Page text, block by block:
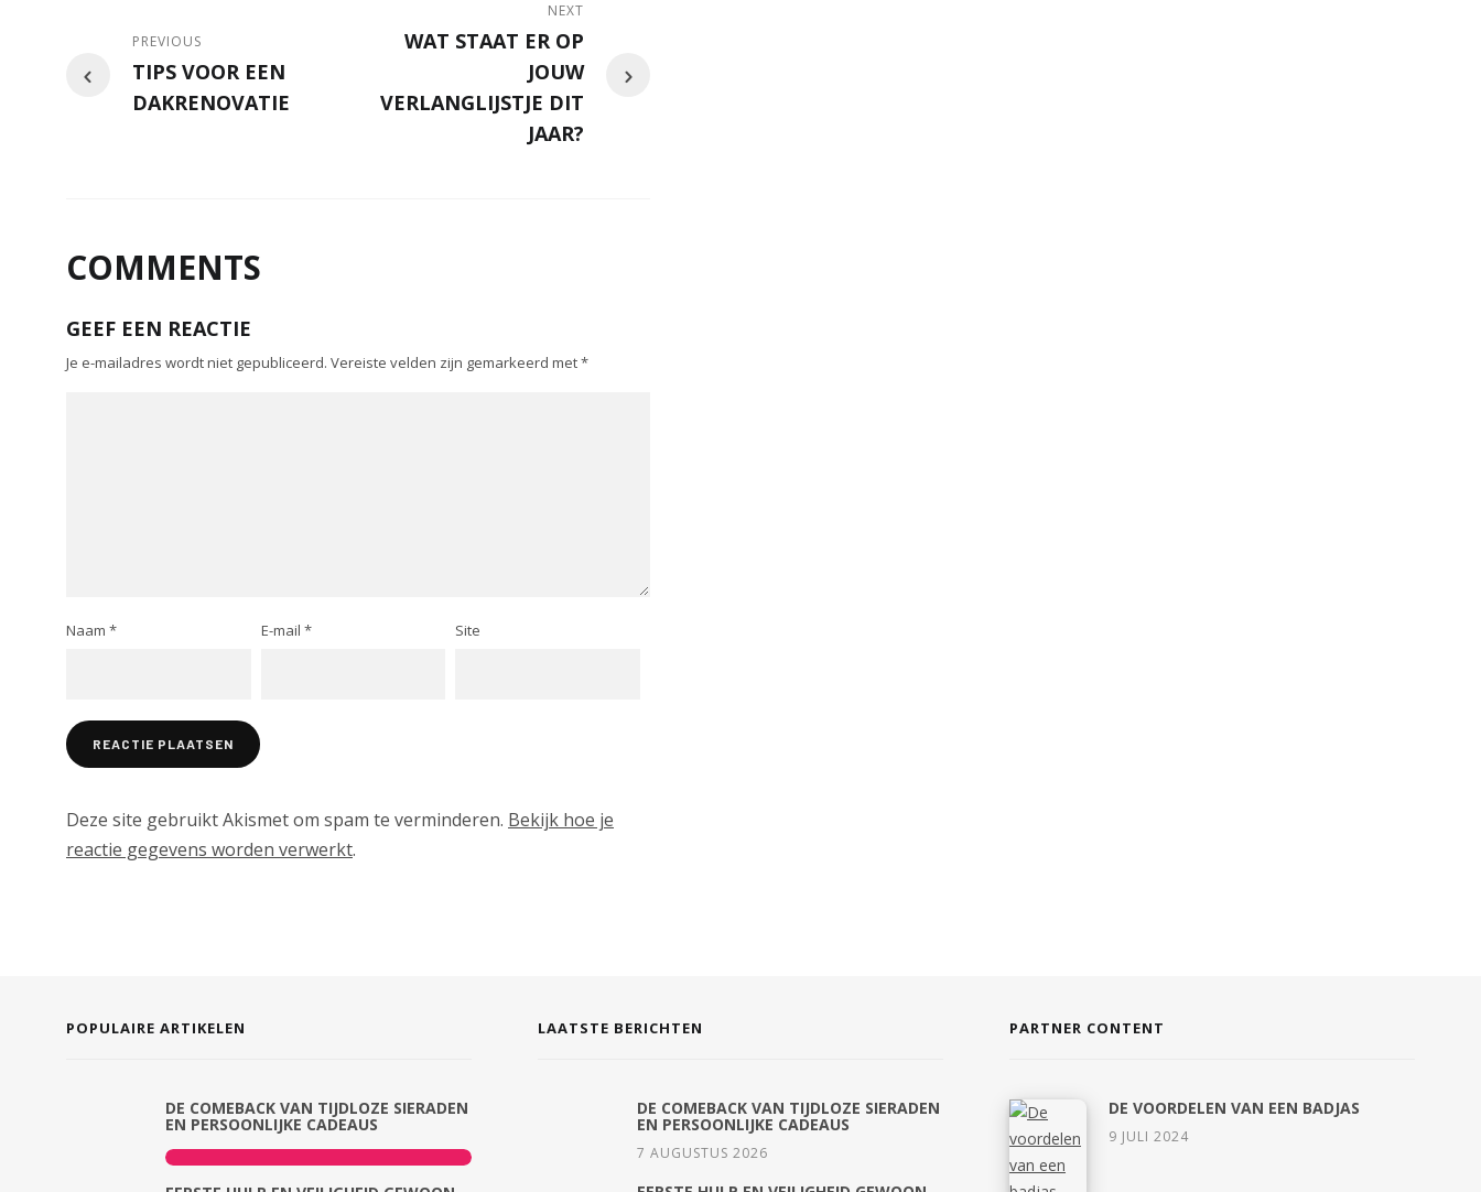
PREVIOUS
TIPS VOOR EEN
DAKRENOVATIE
NEXT
WAT STAAT ER OP
JOUW
VERLANGLIJSTJE DIT
JAAR?
COMMENTS
GEEF EEN REACTIE
Je e-mailadres wordt niet gepubliceerd. Vereiste velden zijn gemarkeerd met*
Naam * E-mail * Site
Deze site gebruikt Akismet om spam te verminderen. Bekijk hoe je
reactie gegevens worden verwerkt.
POPULAIRE ARTIKELEN
DE COMEBACK VAN TIJDLOZE SIERADEN
EN PERSOONLIJKE CADEAUS
LAATSTE BERICHTEN
DE COMEBACK VAN TIJDLOZE SIERADEN
EN PERSOONLIJKE CADEAUS
7 AUGUSTUS 2026
PARTNER CONTENT
DE VOORDELEN VAN EEN BADJAS
9 JULI 2024